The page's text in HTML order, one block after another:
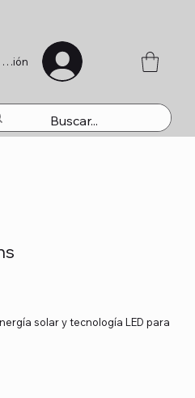
Activaciones
solar y tecnología LED para